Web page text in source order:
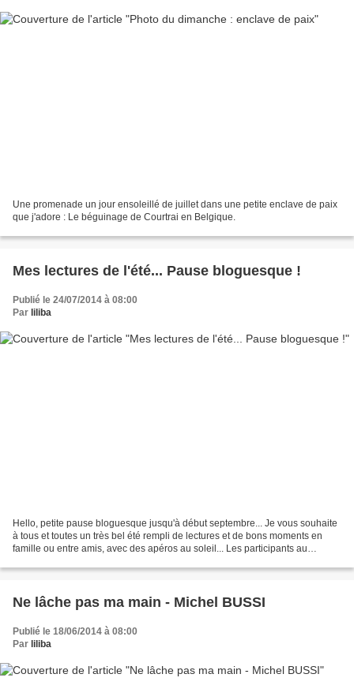
Une promenade un jour ensoleillé de juillet dans une petite enclave de paix
que j'adore : Le béguinage de Courtrai en Belgique.
Mes lectures de l'été... Pause bloguesque !
Publié le 24/07/2014 à 08:00
Par liliba
Hello, petite pause bloguesque jusqu'à début septembre... Je vous souhaite
à tous et toutes un très bel été rempli de lectures et de bons moments en
famille ou entre amis, avec des apéros au soleil... Les participants au
Ne lâche pas ma main - Michel BUSSI
Publié le 18/06/2014 à 08:00
Par liliba